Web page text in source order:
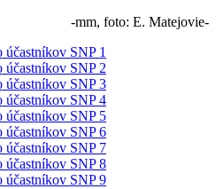
-mm, foto: E. Matejovie-